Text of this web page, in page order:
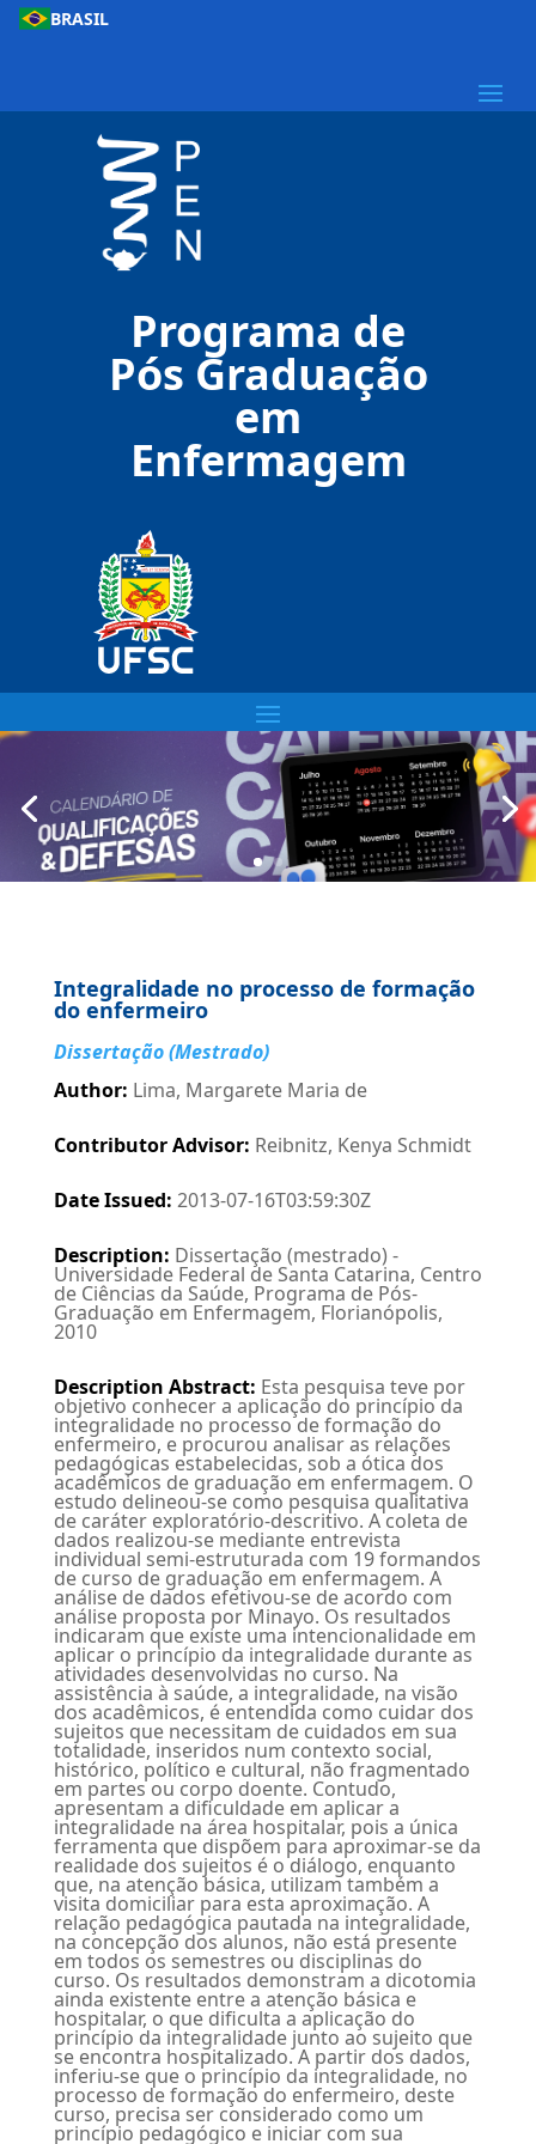
BRASIL
Programa de
Pós Graduação
em
Enfermagem
Integralidade no processo de formação
do enfermeiro
Dissertação (Mestrado)
Author: Lima, Margarete Maria de
Contributor Advisor: Reibnitz, Kenya Schmidt
Date Issued: 2013-07-16T03:59:30Z
Description: Dissertação (mestrado) -
Universidade Federal de Santa Catarina, Centro
de Ciências da Saúde, Programa de Pós-
Graduação em Enfermagem, Florianópolis,
2010
Description Abstract: Esta pesquisa teve por
objetivo conhecer a aplicação do princípio da
integralidade no processo de formação do
enfermeiro, e procurou analisar as relações
pedagógicas estabelecidas, sob a ótica dos
acadêmicos de graduação em enfermagem. O
estudo delineou-se como pesquisa qualitativa
de caráter exploratório-descritivo. A coleta de
dados realizou-se mediante entrevista
individual semi-estruturada com 19 formandos
de curso de graduação em enfermagem. A
análise de dados efetivou-se de acordo com
análise proposta por Minayo. Os resultados
indicaram que existe uma intencionalidade em
aplicar o princípio da integralidade durante as
atividades desenvolvidas no curso. Na
assistência à saúde, a integralidade, na visão
dos acadêmicos, é entendida como cuidar dos
sujeitos que necessitam de cuidados em sua
totalidade, inseridos num contexto social,
histórico, político e cultural, não fragmentado
em partes ou corpo doente. Contudo,
apresentam a dificuldade em aplicar a
integralidade na área hospitalar, pois a única
ferramenta que dispõem para aproximar-se da
realidade dos sujeitos é o diálogo, enquanto
que, na atenção básica, utilizam também a
visita domiciliar para esta aproximação. A
relação pedagógica pautada na integralidade,
na concepção dos alunos, não está presente
em todos os semestres ou disciplinas do
curso. Os resultados demonstram a dicotomia
ainda existente entre a atenção básica e
hospitalar, o que dificulta a aplicação do
princípio da integralidade junto ao sujeito que
se encontra hospitalizado. A partir dos dados,
inferiu-se que o princípio da integralidade, no
processo de formação do enfermeiro, deste
curso, precisa ser considerado como um
princípio pedagógico e iniciar com sua